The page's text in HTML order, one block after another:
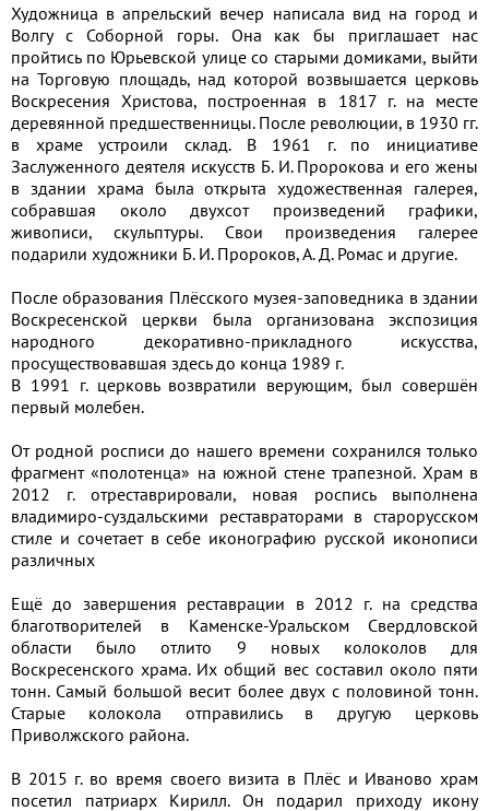
Художница в апрельский вечер написала вид на город и
Волгу с Соборной горы. Она как бы приглашает нас
пройтись по Юрьевской улице со старыми домиками, выйти
на Торговую площадь, над которой возвышается церковь
Воскресения Христова, построенная в 1817 г. на месте
деревянной предшественницы. После революции, в 1930 гг.
в храме устроили склад. В 1961 г. по инициативе
Заслуженного деятеля искусств Б. И. Пророкова и его жены
в здании храма была открыта художественная галерея,
собравшая около двухсот произведений графики,
живописи, скульптуры. Свои произведения галерее
подарили художники Б. И. Пророков, А. Д. Ромас и другие.
После образования Плёсского музея-заповедника в здании
Воскресенской церкви была организована экспозиция
народного декоративно-прикладного искусства,
просуществовавшая здесь до конца 1989 г.
В 1991 г. церковь возвратили верующим, был совершён
первый молебен.
От родной росписи до нашего времени сохранился только
фрагмент «полотенца» на южной стене трапезной. Храм в
2012 г. отреставрировали, новая роспись выполнена
владимиро-суздальскими реставраторами в старорусском
стиле и сочетает в себе иконографию русской иконописи
различных
Ещё до завершения реставрации в 2012 г. на средства
благотворителей в Каменске-Уральском Свердловской
области было отлито 9 новых колоколов для
Воскресенского храма. Их общий вес составил около пяти
тонн. Самый большой весит более двух с половиной тонн.
Старые колокола отправились в другую церковь
Приволжского района.
В 2015 г. во время своего визита в Плёс и Иваново храм
посетил патриарх Кирилл. Он подарил приходу икону